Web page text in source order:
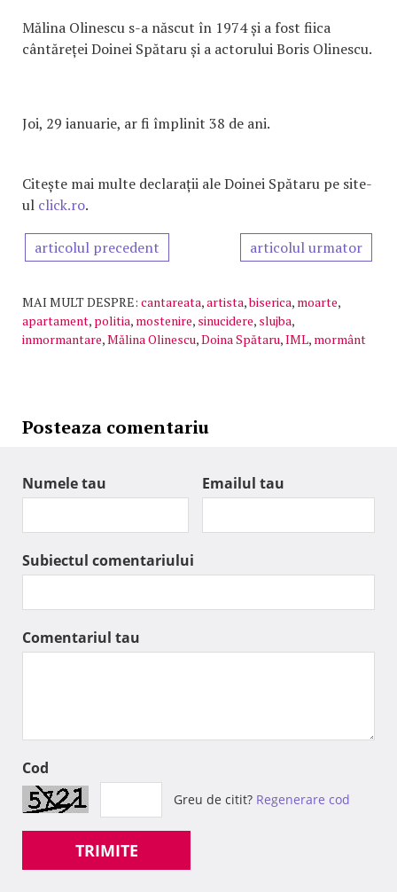
Mălina Olinescu s-a născut în 1974 și a fost fiica
cântăreței Doinei Spătaru și a actorului Boris Olinescu.
Joi, 29 ianuarie, ar fi împlinit 38 de ani.
Citește mai multe declarații ale Doinei Spătaru pe site-
ul click.ro.
articolul precedent articolul urmator
MAI MULT DESPRE: cantareata,artista,biserica, moarte,
apartament, politia, mostenire, sinucidere, slujba,
inmormantare,Mălina Olinescu,Doina Spătaru,IML, mormânt
Posteaza comentariu
Numele tau Emailul tau
Subiectul comentariului
Comentariul tau
Cod
Greu de citit? Regenerare cod
TRIMITE